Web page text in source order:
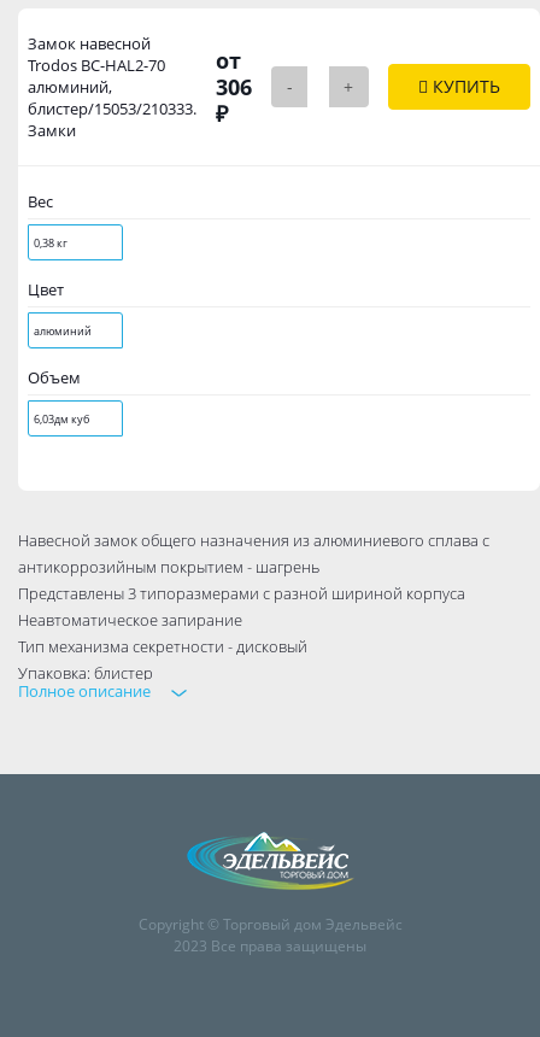
Замок навесной
Trodos BC-HAL2-70
алюминий,
блистер/15053/210333.
Замки
от
306
₽
- + КУПИТЬ
Вес
0,38 кг
Цвет
алюминий
Объем
6,03дм куб
Навесной замок общего назначения из алюминиевого сплава с
антикоррозийным покрытием - шагрень
Представлены 3 типоразмерами с разной шириной корпуса
Неавтоматическое запирание
Тип механизма секретности - дисковый
Упаковка: блистер
Тип замка
дисковый
Полное описание
Copyright © Торговый дом Эдельвейс
2023 Все права защищены